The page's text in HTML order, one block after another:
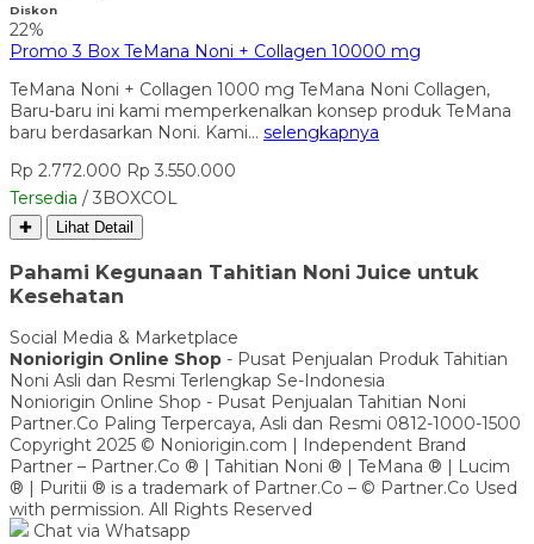
Diskon
22%
Promo 3 Box TeMana Noni + Collagen 10000 mg
TeMana Noni + Collagen 1000 mg TeMana Noni Collagen,
Baru-baru ini kami memperkenalkan konsep produk TeMana
baru berdasarkan Noni. Kami… selengkapnya
Rp 2.772.000 Rp 3.550.000
Tersedia / 3BOXCOL
✚ Lihat Detail
Pahami Kegunaan Tahitian Noni Juice untuk
Kesehatan
Social Media & Marketplace
Noniorigin Online Shop - Pusat Penjualan Produk Tahitian
Noni Asli dan Resmi Terlengkap Se-Indonesia
Noniorigin Online Shop - Pusat Penjualan Tahitian Noni
Partner.Co Paling Terpercaya, Asli dan Resmi 0812-1000-1500
Copyright 2025 © Noniorigin.com | Independent Brand
Partner – Partner.Co ® | Tahitian Noni ® | TeMana ® | Lucim
® | Puritii ® is a trademark of Partner.Co – © Partner.Co Used
with permission. All Rights Reserved
Chat via Whatsapp